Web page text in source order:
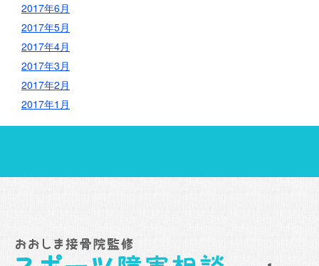
2017年6月
2017年5月
2017年4月
2017年3月
2017年2月
2017年1月